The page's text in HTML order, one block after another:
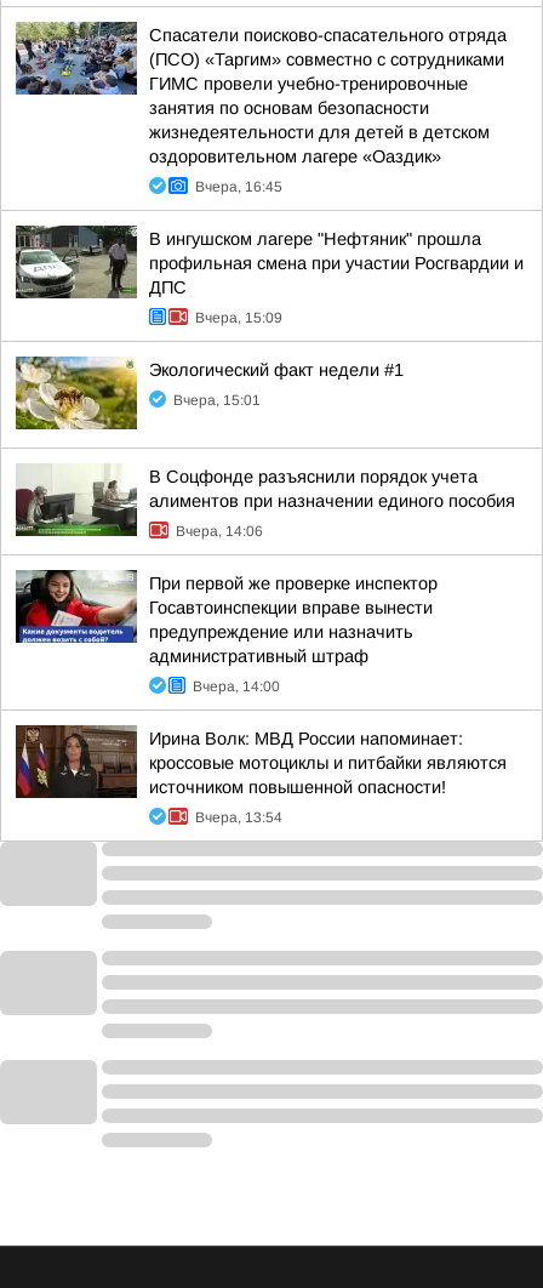
Спасатели поисково-спасательного отряда
(ПСО) «Таргим» совместно с сотрудниками
ГИМС провели учебно-тренировочные
занятия по основам безопасности
жизнедеятельности для детей в детском
оздоровительном лагере «Оаздик»
Вчера, 16:45
В ингушском лагере "Нефтяник" прошла
профильная смена при участии Росгвардии и
ДПС
Вчера, 15:09
Экологический факт недели #1
Вчера, 15:01
В Соцфонде разъяснили порядок учета
алиментов при назначении единого пособия
Вчера, 14:06
При первой же проверке инспектор
Госавтоинспекции вправе вынести
предупреждение или назначить
административный штраф
Вчера, 14:00
Ирина Волк: МВД России напоминает:
кроссовые мотоциклы и питбайки являются
источником повышенной опасности!
Вчера, 13:54